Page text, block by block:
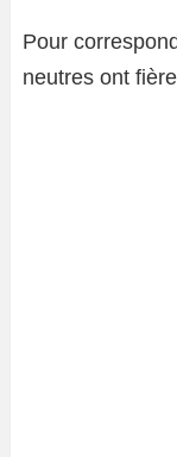
Pour
neutres ont